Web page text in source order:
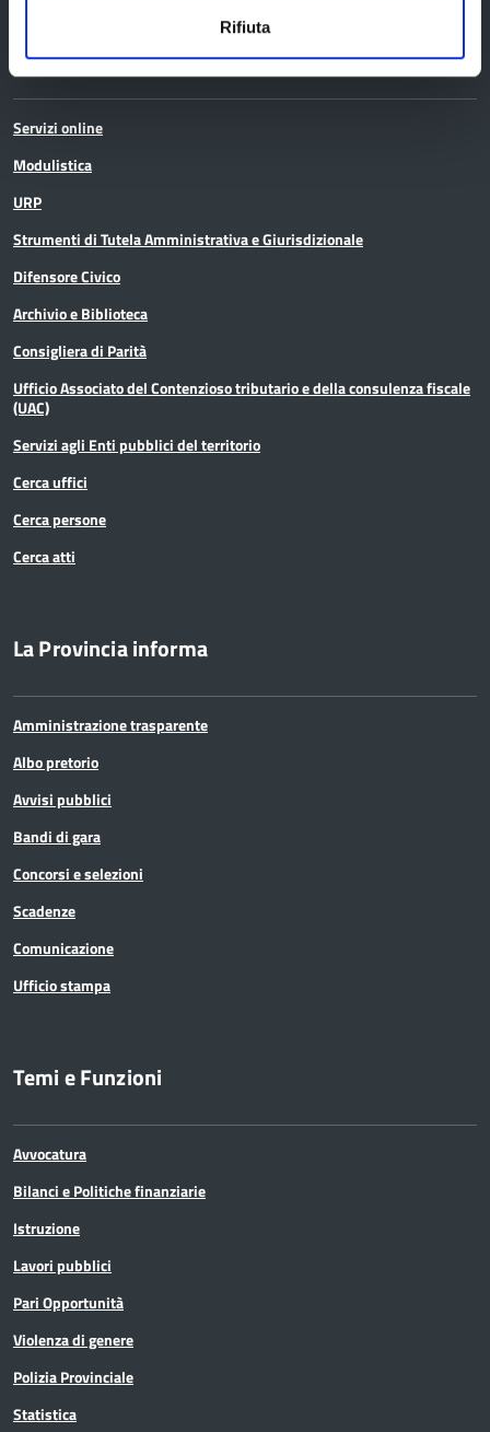
Rifiuta
Servizi
Servizi online
Modulistica
URP
Strumenti di Tutela Amministrativa e Giurisdizionale
Difensore Civico
Archivio e Biblioteca
Consigliera di Parità
Ufficio Associato del Contenzioso tributario e della consulenza fiscale
(UAC)
Servizi agli Enti pubblici del territorio
Cerca uffici
Cerca persone
Cerca atti
La Provincia informa
Amministrazione trasparente
Albo pretorio
Avvisi pubblici
Bandi di gara
Concorsi e selezioni
Scadenze
Comunicazione
Ufficio stampa
Temi e Funzioni
Avvocatura
Bilanci e Politiche finanziarie
Istruzione
Lavori pubblici
Pari Opportunità
Violenza di genere
Polizia Provinciale
Statistica